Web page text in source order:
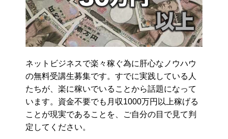
ネットビジネスで楽々稼ぐ為に肝心なノウハウ
の無料受講生募集です。すでに実践している人
たちが、楽に稼いでいることから話題になって
います。資金不要でも月収1000万円以上稼げる
ことが現実であることを、ご自分の目で見て判
定してください。